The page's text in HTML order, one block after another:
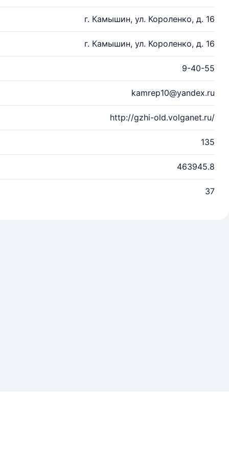
г. Камышин, ул. Короленко, д. 16
г. Камышин, ул. Короленко, д. 16
9-40-55
kamrep10@yandex.ru
http://gzhi-old.volganet.ru/
135
463945.8
37